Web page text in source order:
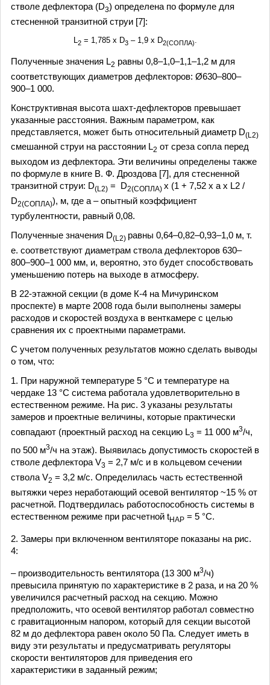
стволе дефлектора (D3) определена по формуле для
стесненной транзитной струи [7]:
2= 1,785 х D3– 1,9 x D2(СОПЛА)
Полученные значения L2 равны 0,8–1,0–1,1–1,2 м для
соответствующих диаметров дефлекторов: Ø630–800–
900–1 000.
Конструктивная высота шахт-дефлекторов превышает
указанные расстояния. Важным параметром, как
представляется, может быть относительный диаметр D(L2)
смешанной струи на расстоянии L2 от среза сопла перед
выходом из дефлектора. Эти величины определены также
по формуле в книге В. Ф. Дроздова [7], для стесненной
транзитной струи: D(L2) = D2(СОПЛА) х (1 + 7,52 x a x L2 /
D2(СОПЛА)), м, где а – опытный коэффициент
турбулентности, равный 0,08.
Полученные значения D(L2) равны 0,64–0,82–0,93–1,0 м, т.
е. соответствуют диаметрам ствола дефлекторов 630–
800–900–1 000 мм, и, вероятно, это будет способствовать
уменьшению потерь на выходе в атмосферу.
В 22-этажной секции (в доме К-4 на Мичуринском
проспекте) в марте 2008 года были выполнены замеры
расходов и скоростей воздуха в венткамере с целью
сравнения их с проектными параметрами.
С учетом полученных результатов можно сделать выводы
о том, что:
1. При наружной температуре 5 °С и температуре на
чердаке 13 °С система работала удовлетворительно в
естественном режиме. На рис. 3 указаны результаты
замеров и проектные величины, которые практически
совпадают (проектный расход на секцию L3 = 11 000 м3/ч,
по 500 м3/ч на этаж). Выявилась допустимость скоростей в
стволе дефлектора V3 = 2,7 м/с и в кольцевом сечении
ствола V2 = 3,2 м/с. Определилась часть естественной
вытяжки через неработающий осевой вентилятор ~15 % от
расчетной. Подтвердилась работоспособность системы в
естественном режиме при расчетной tНАР = 5 °С.
2. Замеры при включенном вентиляторе показаны на рис.
4:
– производительность вентилятора (13 300 м3/ч)
превысила принятую по характеристике в 2 раза, и на 20 %
увеличился расчетный расход на секцию. Можно
предположить, что осевой вентилятор работал совместно
с гравитационным напором, который для секции высотой
82 м до дефлектора равен около 50 Па. Следует иметь в
виду эти результаты и предусматривать регуляторы
скорости вентиляторов для приведения его
характеристики в заданный режим;